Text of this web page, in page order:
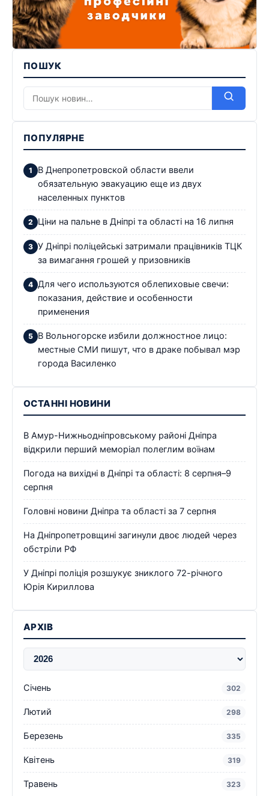
ПОШУК
ПОПУЛЯРНЕ
В Днепропетровской области ввели
обязательную эвакуацию еще из двух
населенных пунктов
Ціни на пальне в Дніпрі та області на 16 липня
У Дніпрі поліцейські затримали працівників ТЦК
за вимагання грошей у призовників
Для чего используются облепиховые свечи:
показания, действие и особенности
применения
В Вольногорске избили должностное лицо:
местные СМИ пишут, что в драке побывал мэр
города Василенко
ОСТАННІ НОВИНИ
В Амур-Нижньодніпровському районі Дніпра
відкрили перший меморіал полеглим воїнам
Погода на вихідні в Дніпрі та області: 8 серпня–9
серпня
Головні новини Дніпра та області за 7 серпня
На Дніпропетровщині загинули двоє людей через
обстріли РФ
У Дніпрі поліція розшукує зниклого 72-річного
Юрія Кириллова
АРХІВ
Січень 302
Лютий 298
Березень 335
Квітень 319
Травень 323